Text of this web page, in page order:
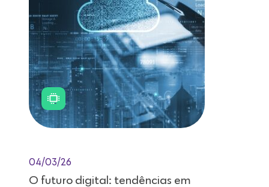
04/03/26
O futuro digital: tendências em